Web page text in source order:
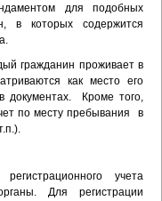
для подобных
в которых содержится
гражданин проживает в
как место его
документах. Кроме того,
по месту пребывания в
учета
Для регистрации